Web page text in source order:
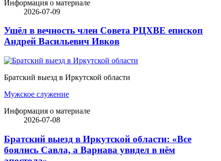
Информация о материале
2026-07-09
Ушёл в вечность член Совета РЦХВЕ епископ
Андрей Васильевич Ивков
Братский выезд в Иркутской области
Мужское служение
Информация о материале
2026-07-08
Братский выезд в Иркутской области: «Все
боялись Савла, а Варнава увидел в нём